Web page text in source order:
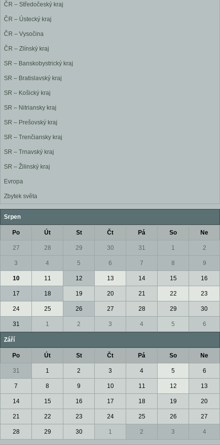
ČR – Středočeský kraj
ČR – Ústecký kraj
ČR – Vysočina
ČR – Zlínský kraj
SR – Banskobystrický kraj
SR – Bratislavský kraj
SR – Košický kraj
SR – Nitriansky kraj
SR – Prešovský kraj
SR – Trenčiansky kraj
SR – Trnavský kraj
SR – Žilinský kraj
Evropa
Zbytek světa
Srpen
Po Út St Čt Pá So Ne
27 28 29 30 31 1 2
3 4 5 6 7 8 9
10 11 12 13 14 15 16
17 18 19 20 21 22 23
24 25 26 27 28 29 30
31 1 2 3 4 5 6
Září
Po Út St Čt Pá So Ne
31 1 2 3 4 5 6
7 8 9 10 11 12 13
14 15 16 17 18 19 20
21 22 23 24 25 26 27
28 29 30 1 2 3 4